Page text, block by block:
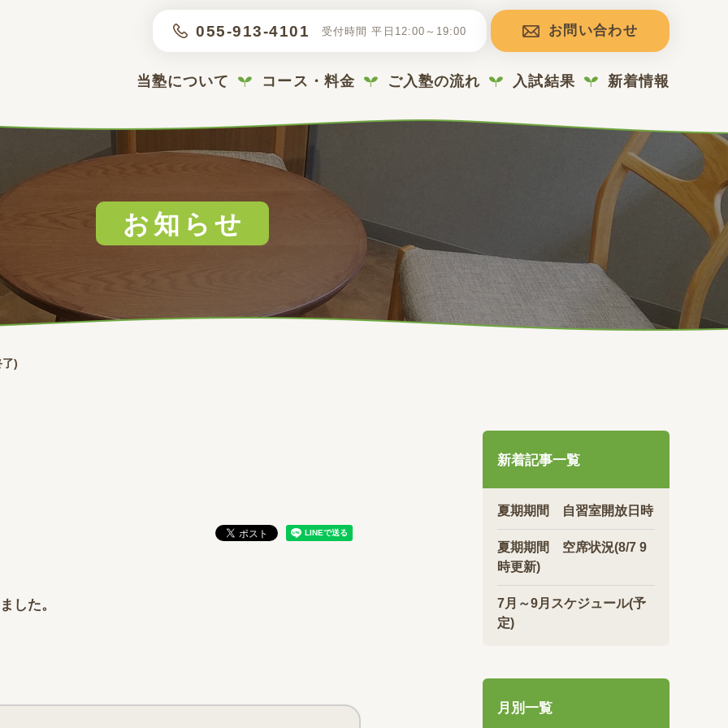
当塾について コース・料金 ご入塾の流れ 入試結果 新着情報
055-913-4101 受付時間 平日12:00～19:00 お問い合わせ
お知らせ
)
した。
新着記事一覧
夏期期間 自習室開放日時
夏期期間 空席状況(8/7 9
時更新)
7月～9月スケジュール(予
定)
月別一覧